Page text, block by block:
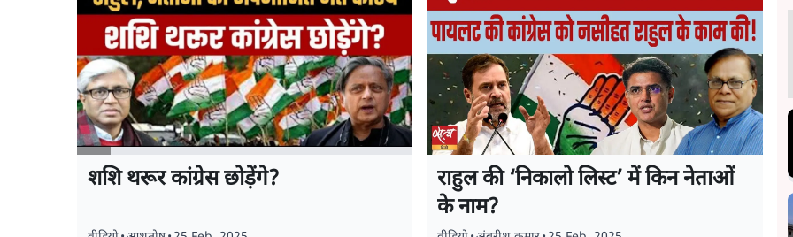
शशि थरूर कांग्रेस छोड़ेंगे?
राहुल की ‘निकालो लिस्ट’ में किन नेताओं
के नाम?